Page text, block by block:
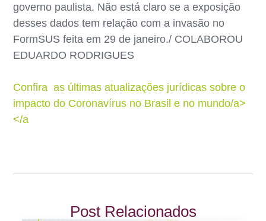
governo paulista. Não está claro se a exposição
desses dados tem relação com a invasão no
FormSUS feita em 29 de janeiro./ COLABOROU
EDUARDO RODRIGUES
Confira as últimas atualizações jurídicas sobre o
impacto do Coronavírus no Brasil e no mundo/a>
</a
Post Relacionados